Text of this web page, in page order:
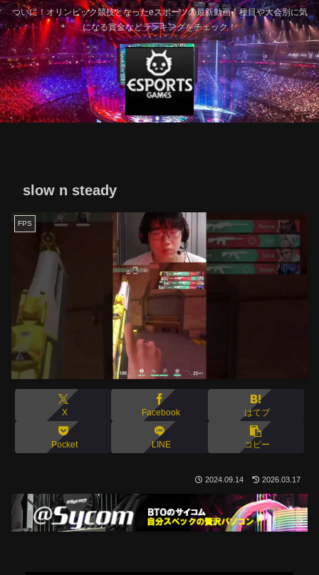
ついに！オリンピック競技となったeスポーツの最新動画！種目や大会別に気
になる賞金などランキングをチェック！
slow n steady
FPS
X Facebook はてブ
Pocket LINE コピー
2024.09.14 2026.03.17